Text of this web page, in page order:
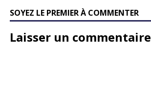
SOYEZ LE PREMIER À COMMENTER
Laisser un commentaire